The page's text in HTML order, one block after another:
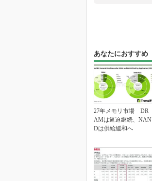
あなたにおすすめ
27年メモリ市場 DR
AMは逼迫継続、NAN
Dは供給緩和へ